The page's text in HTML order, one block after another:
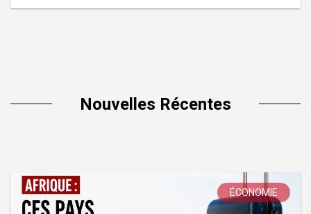
Nouvelles Récentes
ÉCONOMIE